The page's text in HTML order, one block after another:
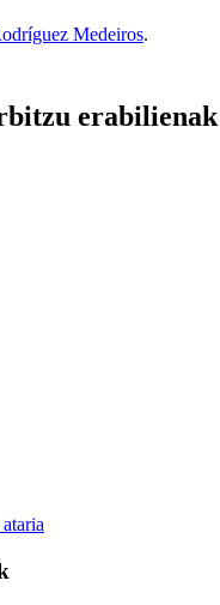
Medeiros.
erabilienak